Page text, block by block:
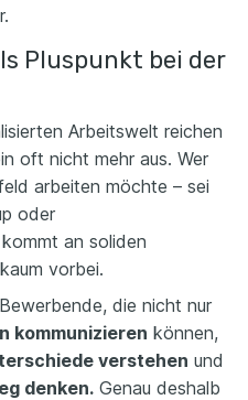
Pluspunkt bei der
Arbeitswelt reichen
oft nicht mehr aus. Wer
arbeiten möchte – sei
oder
an soliden
vorbei.
die nicht nur
kommunizieren können,
verstehen und
denken. Genau deshalb